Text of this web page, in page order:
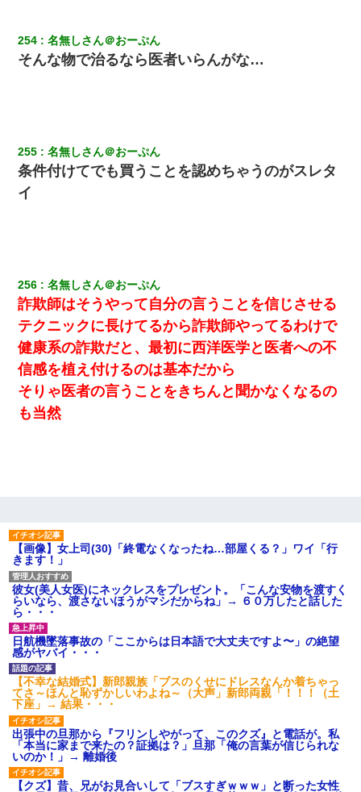
結婚生活10ヶ月目で嫁から一方的に「もう冷めた」と離婚切り出
ケーキバイキングにいた単独の50くらいのオッサン、強烈だっ
た。
兄の新しい嫁がやらかしすぎて辛い。当たり前のように実家や姪
の幼稚園に来る
３２歳俺「ずっと好きでした！！付き合って下さい！」 ２５歳
彼女「うん！！絶対幸せになろうね！！！！」 → ７年後ｗｗ
ｗｗｗ
【唖然】帰宅したら旦那のスポーツカーが消えていた。警察『目
立つし、すぐ見つかるかもしれません』→ 数時間後・・警察『××
さんご存じですか？』
友人「酒の勢いで女先輩をホテルに連れ込んだｗｗｗｗｗ」俺
「…」
日航機墜落事故の「ここからは日本語で大丈夫ですよ〜」の絶望
感がヤバイ・・・
嘘をついてフリン旅行へ出かけた嫁→翌日、嫁「ただいま～」旦
那「娘がシんだよ。何度も連絡したのに…」嫁「えっ」→なん
と・・・
旦那の元カノをSNSで探して写真を保存して顔面評価スレで写真
254 名無しさん＠おーぷん
そんな物で治るなら医者いらんがな…
255 名無しさん＠おーぷん
条件付けてでも買うことを認めちゃうのがスレタ
イ
256 名無しさん＠おーぷん
詐欺師はそうやって自分の言うことを信じさせる
テクニックに長けてるから詐欺師やってるわけで
健康系の詐欺だと、最初に西洋医学と医者への不
信感を植え付けるのは基本だから
そりゃ医者の言うことをきちんと聞かなくなるの
も当然
【画像】女上司(30)「終電なくなったね…部屋くる？」ワイ「行
きます！」
彼女(美人女医)にネックレスをプレゼント。「こんな安物を渡すく
らいなら、渡さないほうがマシだからね」→ ６０万したと話した
ら・・・
日航機墜落事故の「ここからは日本語で大丈夫ですよ〜」の絶望
感がヤバイ・・・
【不幸な結婚式】新郎親族「ブスのくせにドレスなんか着ちゃっ
てさ～ほんと恥ずかしいわよね～（大声」新郎両親「！！！（土
下座」→ 結果・・・
出張中の旦那から『フリンしやがって、このクズ』と電話が。私
「本当に家まで来たの？証拠は？」旦那「俺の言葉が信じられな
いのか！」→ 離婚後
【クズ】昔、兄がお見合いして「ブスすぎｗｗｗ」と断った女性